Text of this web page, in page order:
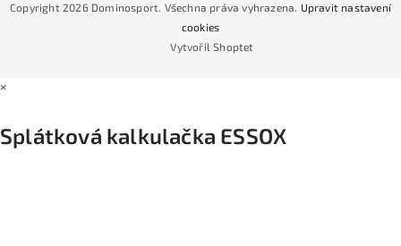
Podmínky nákupu na splátky ESSOX
Vytvořil Shoptet
Copyright 2026 Dominosport. Všechna práva vyhrazena. Upravit nastavení
cookies
×
Splátková kalkulačka ESSOX